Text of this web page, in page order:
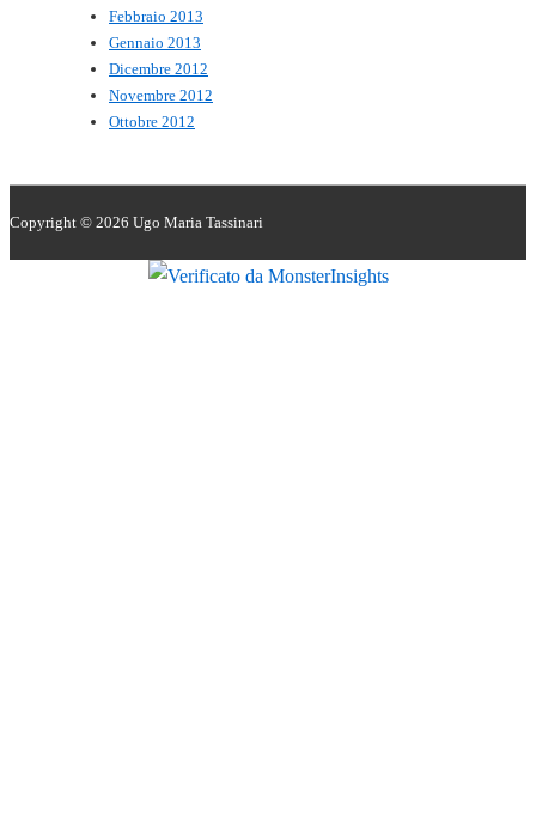
Febbraio 2013
Gennaio 2013
Dicembre 2012
Novembre 2012
Ottobre 2012
Copyright © 2026 Ugo Maria Tassinari